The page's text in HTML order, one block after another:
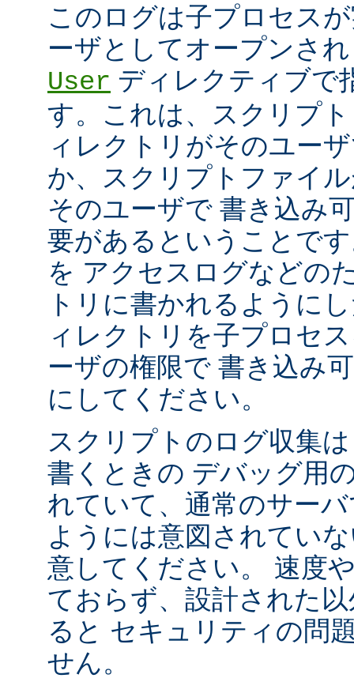
このログは子プロセス
ーザとしてオープンさ
User ディレクティブで
す。これは、スクリプ
ィレクトリがそのユー
か、スクリプトファイ
そのユーザで 書き込み
要があるということで
を アクセスログなどの
トリに書かれるように
ィレクトリを子プロセ
ーザの権限で 書き込み
にしてください。
スクリプトのログ収集
書くときの デバッグ用
れていて、通常のサー
ようには意図されてい
意してください。 速度
ておらず、設計された
ると セキュリティの問
せん。